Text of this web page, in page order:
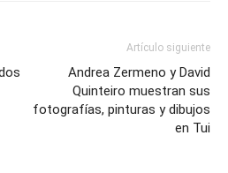
Artículo siguiente
Andrea Zermeno y David
Quinteiro muestran sus
fotografías, pinturas y dibujos
en Tui